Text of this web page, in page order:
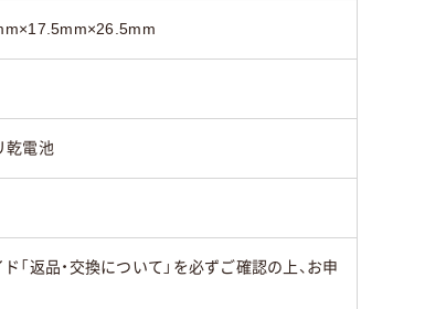
乾電池
返品・交換について」を必ずご確認の上、お申